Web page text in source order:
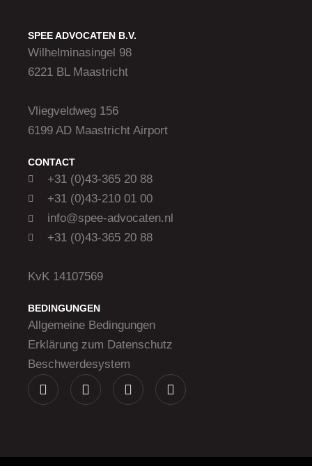
SPEE ADVOCATEN B.V.
Wilhelminasingel 98
6221 BL Maastricht
Vliegveldweg 156
6199 AD Maastricht Airport
CONTACT
+31 (0)43-365 20 88
+31 (0)43-210 01 00
info@spee-advocaten.nl
+31 (0)43-365 20 88
KvK 14107569
BEDINGUNGEN
Allgemeine Bedingungen
Erklärung zum Datenschutz
Beschwerdesystem